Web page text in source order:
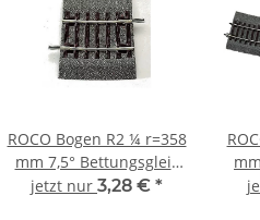
ROCO Bogen R2 ¼ r=358
mm 7,5° Bettungsgleis
RocoLine 42508 Spur H0
jetzt nur 3,28 € *